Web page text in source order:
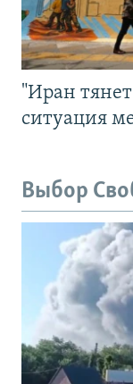
"Иран
ситуация
Выбор